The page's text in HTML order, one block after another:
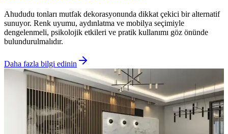
Ahududu tonları mutfak dekorasyonunda dikkat çekici bir alternatif
sunuyor. Renk uyumu, aydınlatma ve mobilya seçimiyle
dengelenmeli, psikolojik etkileri ve pratik kullanımı göz önünde
bulundurulmalıdır.
Daha fazla bilgi edinin